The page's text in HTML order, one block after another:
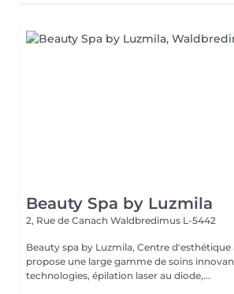
Beauty Spa by Luzmila
2, Rue de Canach Waldbredimus L-5442
Beauty spa by Luzmila, Centre d'esthétique
propose une large gamme de soins
technologies, épilation laser au diode,...